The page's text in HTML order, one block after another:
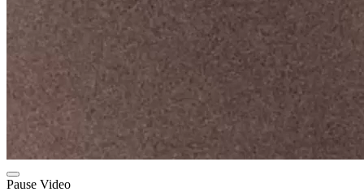
Pause Video